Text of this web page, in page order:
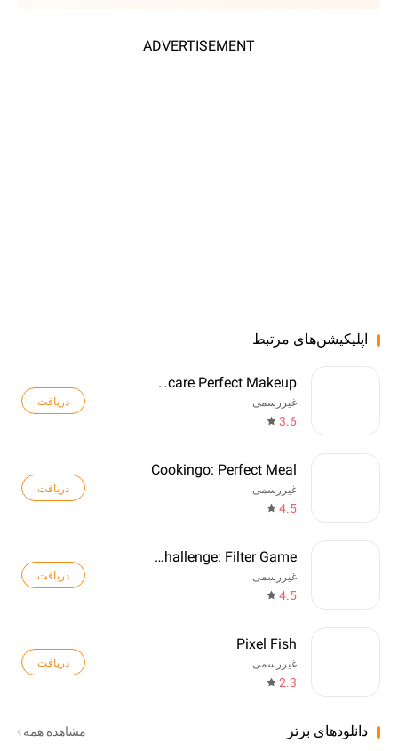
ADVERTISEMENT
اپلیکیشن‌های مرتبط
ASMR Skincare Perfect Makeup
غیررسمی
3.6
دریافت
Cookingo: Perfect Meal
غیررسمی
4.5
دریافت
Tip-Tap Challenge: Filter Game
غیررسمی
4.5
دریافت
Pixel Fish
غیررسمی
2.3
دریافت
دانلودهای برتر مشاهده همه